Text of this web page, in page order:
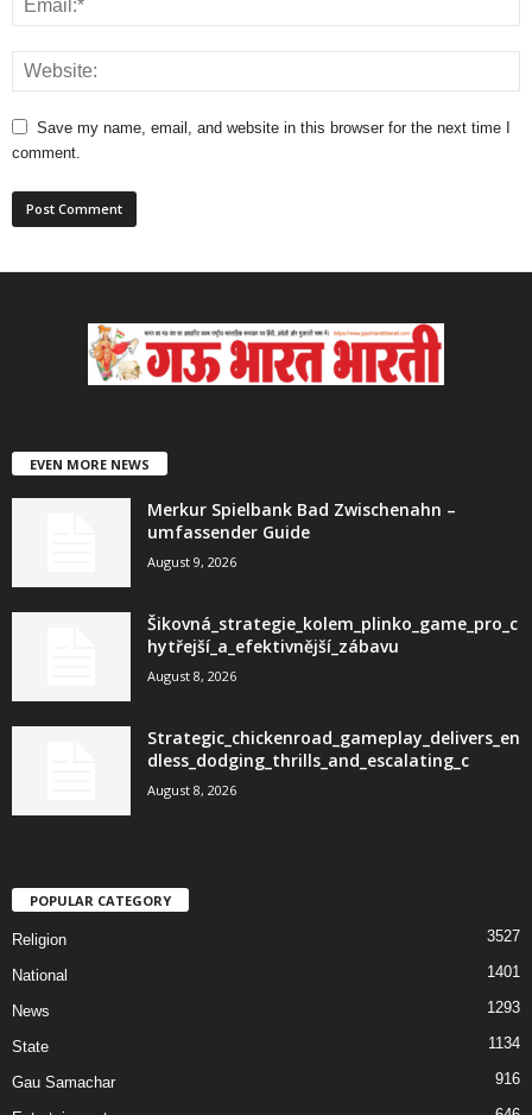
Save my name, email, and website in this browser for the next time I
comment.
EVEN MORE NEWS
Merkur Spielbank Bad Zwischenahn –
umfassender Guide
August 9, 2026
Šikovná_strategie_kolem_plinko_game_pro_c
hytřejší_a_efektivnější_zábavu
August 8, 2026
Strategic_chickenroad_gameplay_delivers_en
dless_dodging_thrills_and_escalating_c
August 8, 2026
POPULAR CATEGORY
Religion 3527
National 1401
News 1293
State 1134
Gau Samachar 916